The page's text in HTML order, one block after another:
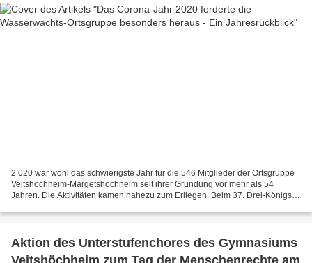
2 020 war wohl das schwierigste Jahr für die 546 Mitglieder der Ortsgruppe
Veitshöchheim-Margetshöchheim seit ihrer Gründung vor mehr als 54
Jahren. Die Aktivitäten kamen nahezu zum Erliegen. Beim 37. Drei-Königs-
Aktion des Unterstufenchores des Gymnasiums
Veitshöchheim zum Tag der Menschenrechte am